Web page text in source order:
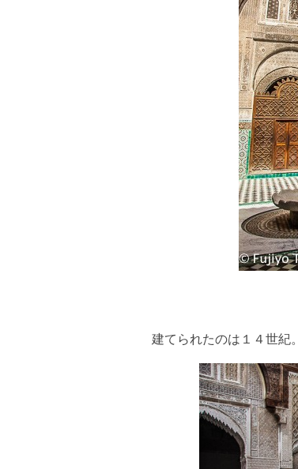
建てられたのは１４世紀。